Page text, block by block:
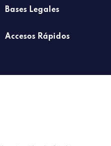
Bases Legales
Accesos Rápidos